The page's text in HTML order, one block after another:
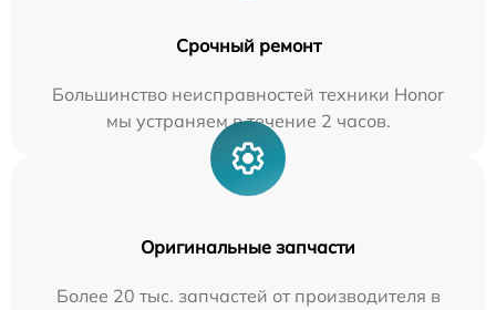
Срочный ремонт
Большинство неисправностей техники Honor
мы устраняем в течение 2 часов.
Оригинальные запчасти
Более 20 тыс. запчастей от производителя в